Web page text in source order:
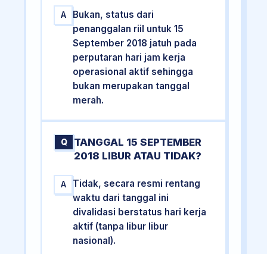
A
Bukan, status dari
penanggalan riil untuk 15
September 2018 jatuh pada
perputaran hari jam kerja
operasional aktif sehingga
bukan merupakan tanggal
merah.
Q
TANGGAL 15 SEPTEMBER
2018 LIBUR ATAU TIDAK?
A
Tidak, secara resmi rentang
waktu dari tanggal ini
divalidasi berstatus hari kerja
aktif (tanpa libur libur
nasional).